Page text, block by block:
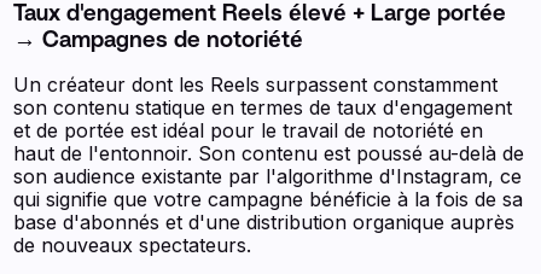
Taux d'engagement Reels élevé + Large portée
→ Campagnes de notoriété
Un créateur dont les Reels surpassent constamment
son contenu statique en termes de taux d'engagement
et de portée est idéal pour le travail de notoriété en
haut de l'entonnoir. Son contenu est poussé au-delà de
son audience existante par l'algorithme d'Instagram, ce
qui signifie que votre campagne bénéficie à la fois de sa
base d'abonnés et d'une distribution organique auprès
de nouveaux spectateurs.